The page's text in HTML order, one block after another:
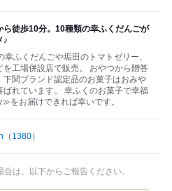
ら徒歩10分。10種類の幸ふくだんごが
♪
幸ふくだんごや垢田のトマトゼリー、
を工場併設店で販売。 おやつから贈答
下関ブランド認定品のお菓子はおみや
ばれています。 幸ふくのお菓子で幸福
をお届けできれば幸いです。
（1380）
は、以下からご報告ください。